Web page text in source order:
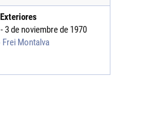
3 de noviembre de 1970
Frei Montalva